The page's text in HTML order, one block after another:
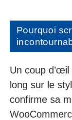
Pourquoi
Un coup
long sur le
confirme sa